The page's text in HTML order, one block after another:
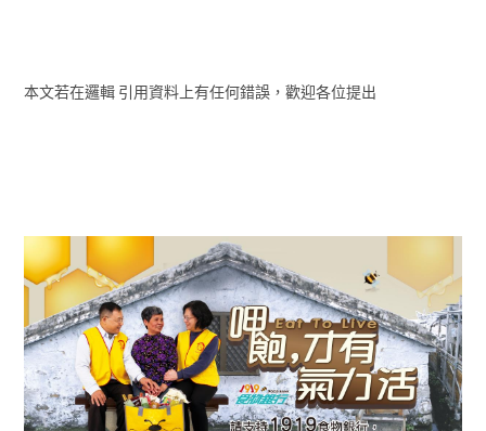
本文若在邏輯 引用資料上有任何錯誤，歡迎各位提出